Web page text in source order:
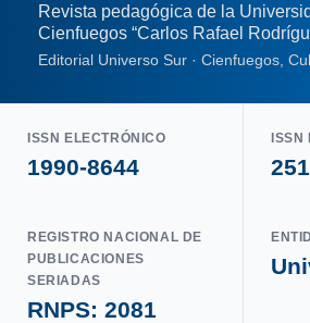
Revista pedagógica de la
Cienfuegos “Carlos Rafael
Editorial Universo Sur · Cienfuegos,
ISSN ELECTRÓNICO
1990-8644
ISSN
REGISTRO NACIONAL DE
PUBLICACIONES
SERIADAS
RNPS: 2081